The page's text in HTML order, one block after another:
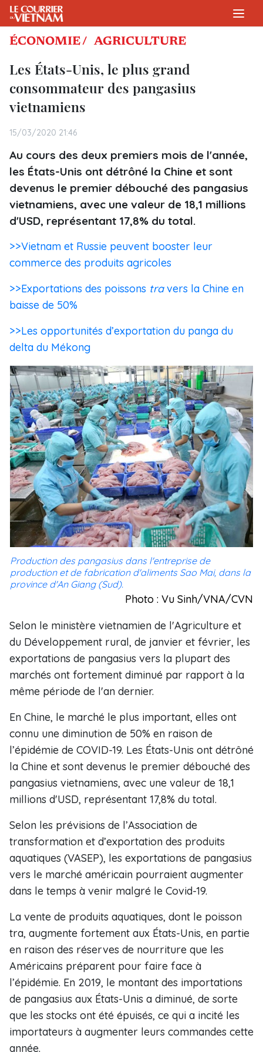
ÉCONOMIE / AGRICULTURE
Les États-Unis, le plus grand
consommateur des pangasius
vietnamiens
15/03/2020 21:46
Au cours des deux premiers mois de l'année,
les États-Unis ont détrôné la Chine et sont
devenus le premier débouché des pangasius
vietnamiens, avec une valeur de 18,1 millions
d'USD, représentant 17,8% du total.
>>Vietnam et Russie peuvent booster leur
commerce des produits agricoles
>>Exportations des poissons travers la Chine en
baisse de 50%
>>Les opportunités d’exportation du panga du
delta du Mékong
Production des pangasius dans l'entreprise de
production et de fabrication d'aliments Sao Mai, dans la
province d'An Giang (Sud).
Photo : Vu Sinh/VNA/CVN
Selon le ministère vietnamien de l'Agriculture et
du Développement rural, de janvier et février, les
exportations de pangasius vers la plupart des
marchés ont fortement diminué par rapport à la
même période de l'an dernier.
En Chine, le marché le plus important, elles ont
connu une diminution de 50% en raison de
l’épidémie de COVID-19. Les États-Unis ont détrôné
la Chine et sont devenus le premier débouché des
pangasius vietnamiens, avec une valeur de 18,1
millions d'USD, représentant 17,8% du total.
Selon les prévisions de l’Association de
transformation et d’exportation des produits
aquatiques (VASEP), les exportations de pangasius
vers le marché américain pourraient augmenter
dans le temps à venir malgré le Covid-19.
La vente de produits aquatiques, dont le poisson
tra, augmente fortement aux États-Unis, en partie
en raison des réserves de nourriture que les
Américains préparent pour faire face à
l’épidémie. En 2019, le montant des importations
de pangasius aux États-Unis a diminué, de sorte
que les stocks ont été épuisés, ce qui a incité les
importateurs à augmenter leurs commandes cette
année.